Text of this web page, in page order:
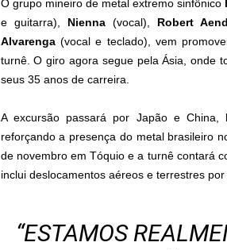
O grupo mineiro de metal extremo sinfônico
e guitarra), Nienna (vocal), Robert
Alvarenga (vocal e teclado), vem
turnê. O giro agora segue pela Ásia, onde
seus 35 anos de carreira.
A excursão passará por Japão e
reforçando a presença do metal brasileiro
de novembro em Tóquio e a turnê contará
inclui deslocamentos aéreos e terrestres
“ESTAMOS